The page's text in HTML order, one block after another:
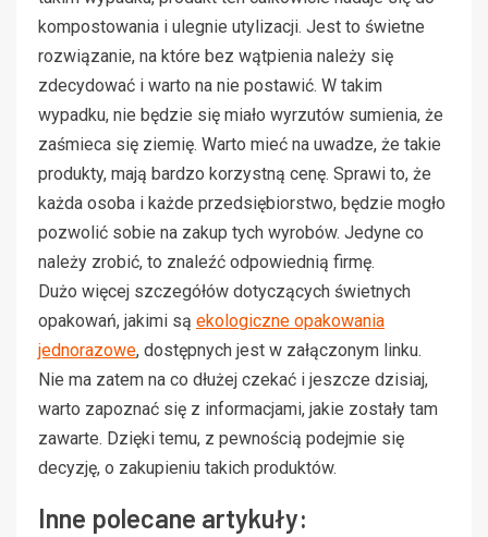
kompostowania i ulegnie utylizacji. Jest to świetne
rozwiązanie, na które bez wątpienia należy się
zdecydować i warto na nie postawić. W takim
wypadku, nie będzie się miało wyrzutów sumienia, że
zaśmieca się ziemię. Warto mieć na uwadze, że takie
produkty, mają bardzo korzystną cenę. Sprawi to, że
każda osoba i każde przedsiębiorstwo, będzie mogło
pozwolić sobie na zakup tych wyrobów. Jedyne co
należy zrobić, to znaleźć odpowiednią firmę.
Dużo więcej szczegółów dotyczących świetnych
opakowań, jakimi są ekologiczne opakowania
jednorazowe, dostępnych jest w załączonym linku.
Nie ma zatem na co dłużej czekać i jeszcze dzisiaj,
warto zapoznać się z informacjami, jakie zostały tam
zawarte. Dzięki temu, z pewnością podejmie się
decyzję, o zakupieniu takich produktów.
Inne polecane artykuły: